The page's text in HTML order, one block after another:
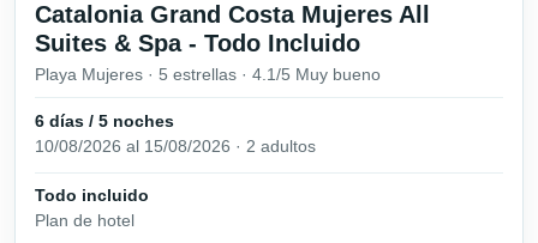
Catalonia Grand Costa Mujeres All
Suites & Spa - Todo Incluido
Playa Mujeres · 5 estrellas · 4.1/5 Muy bueno
6 días / 5 noches
10/08/2026 al 15/08/2026 · 2 adultos
Todo incluido
Plan de hotel